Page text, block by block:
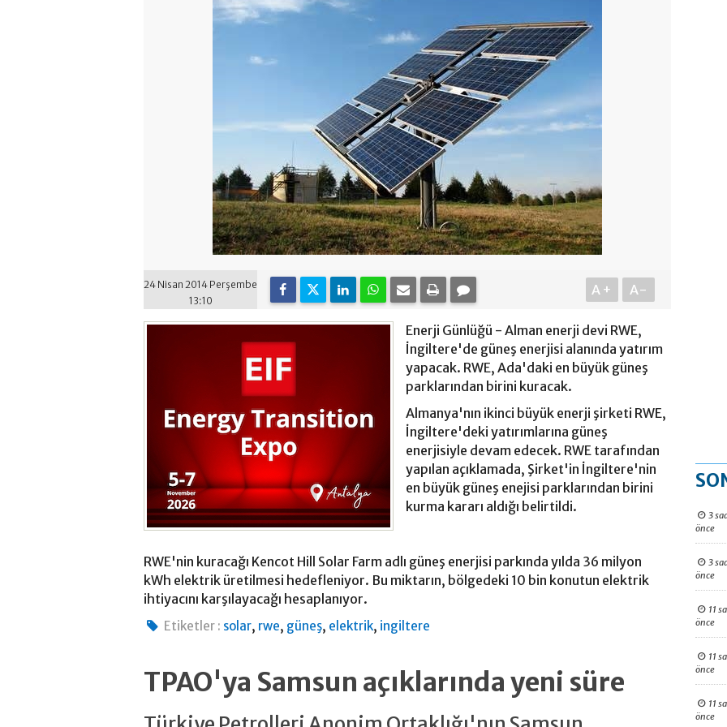
24 Nisan 2014 Perşembe
13:10
A+ A-
Enerji Günlüğü - Alman enerji devi RWE,
İngiltere'de güneş enerjisi alanında yatırım
yapacak. RWE, Ada'daki en büyük güneş
parklarından birini kuracak.
Almanya'nın ikinci büyük enerji şirketi RWE,
İngiltere'deki yatırımlarına güneş
enerjisiyle devam edecek. RWE tarafından
yapılan açıklamada, Şirket'in İngiltere'nin
en büyük güneş enejisi parklarından birini
kurma kararı aldığı belirtildi.
RWE'nin kuracağı Kencot Hill Solar Farm adlı güneş enerjisi parkında yılda 36 milyon
kWh elektrik üretilmesi hedefleniyor. Bu miktarın, bölgedeki 10 bin konutun elektrik
ihtiyacını karşılayacağı hesaplanıyor.
Etiketler : solar, rwe, güneş, elektrik, ingiltere
TPAO'ya Samsun açıklarında yeni süre
3
önce
3
önce
11
önce
11
önce
11
önce